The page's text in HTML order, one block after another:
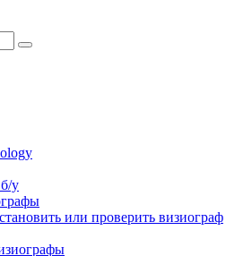
у
или проверить визиограф